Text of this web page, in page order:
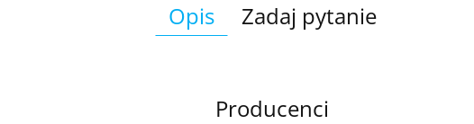
Opis Zadaj pytanie
Producenci